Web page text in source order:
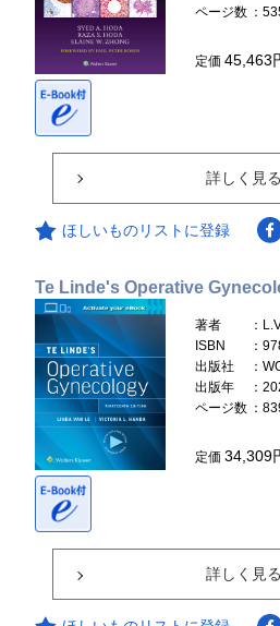
ページ数 ：
定価45,463
詳しく見る
ほしいものリストに登録
Te Linde's Operative
著者
：
ISBN
：
出版社
：
出版年
：
ページ数 ：
定価34,309
詳しく見る